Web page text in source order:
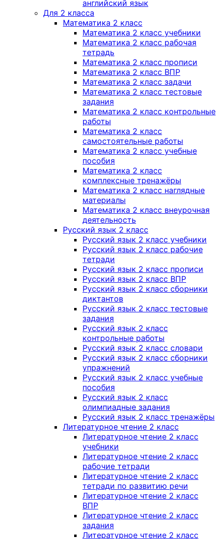
английский язык
Для 2 класса
Математика 2 класс
Математика 2 класс учебники
Математика 2 класс рабочая
тетрадь
Математика 2 класс прописи
Математика 2 класс ВПР
Математика 2 класс задачи
Математика 2 класс тестовые
задания
Математика 2 класс контрольные
работы
Математика 2 класс
самостоятельные работы
Математика 2 класс учебные
пособия
Математика 2 класс
комплексные тренажёры
Математика 2 класс наглядные
материалы
Математика 2 класс внеурочная
деятельность
Русский язык 2 класс
Русский язык 2 класс учебники
Русский язык 2 класс рабочие
тетради
Русский язык 2 класс прописи
Русский язык 2 класс ВПР
Русский язык 2 класс сборники
диктантов
Русский язык 2 класс тестовые
задания
Русский язык 2 класс
контрольные работы
Русский язык 2 класс словари
Русский язык 2 класс сборники
упражнений
Русский язык 2 класс учебные
пособия
Русский язык 2 класс
олимпиадные задания
Русский язык 2 класс тренажёры
Литературное чтение 2 класс
Литературное чтение 2 класс
учебники
Литературное чтение 2 класс
рабочие тетради
Литературное чтение 2 класс
тетради по развитию речи
Литературное чтение 2 класс
ВПР
Литературное чтение 2 класс
задания
Литературное чтение 2 класс